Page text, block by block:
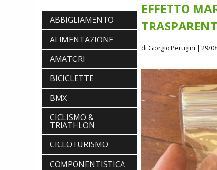
ABBIGLIAMENTO
ALIMENTAZIONE
AMATORI
BICICLETTE
BMX
CICLISMO &
TRIATHLON
CICLOTURISMO
COMPONENTISTICA
EFFETTO
di Giorgio Perugini | 29/